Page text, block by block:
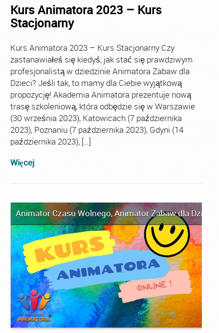
Kurs Animatora 2023 – Kurs
Stacjonarny
Kurs Animatora 2023 – Kurs Stacjonarny Czy
zastanawiałeś się kiedyś, jak stać się prawdziwym
profesjonalistą w dziedzinie Animatora Zabaw dla
Dzieci? Jeśli tak, to mamy dla Ciebie wyjątkową
propozycję! Akademia Animatora prezentuje nową
trasę szkoleniową, która odbędzie się w Warszawie
(30 września 2023), Katowicach (7 października
2023), Poznaniu (7 października 2023), Gdyni (14
października 2023), […]
Więcej
Animator Czasu Wolnego,Animator Zabaw dla Dzieci